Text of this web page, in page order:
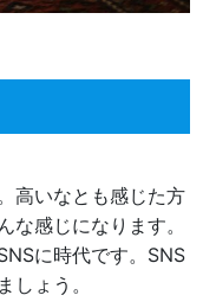
高いなとも感じた方
な感じになります。
に時代です。SNS
しょう。